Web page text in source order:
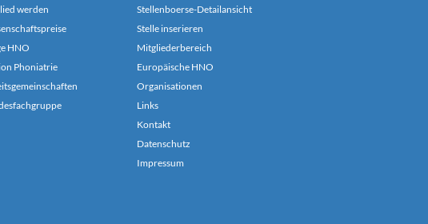
werden
HNO
Phoniatrie
Stellenboerse-Detailansicht
Stelle inserieren
Mitgliederbereich
Europäische HNO
Organisationen
Links
Kontakt
Datenschutz
Impressum